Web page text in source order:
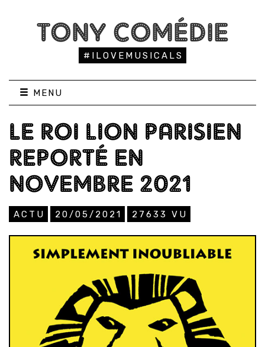
TONY COMÉDIE
#ILOVEMUSICALS
MENU
LE ROI LION PARISIEN
REPORTÉ EN
NOVEMBRE 2021
ACTU 20/05/2021 27633 VU